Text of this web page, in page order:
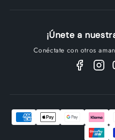
¡Únete a
Conéctate con otros